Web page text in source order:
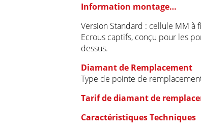
Information montage…
Version Standard : cellule MM à
Ecrous captifs, conçu pour les
dessus.
Diamant de Remplacement
Type de pointe de
Tarif de diamant de
Caractéristiques Techniques